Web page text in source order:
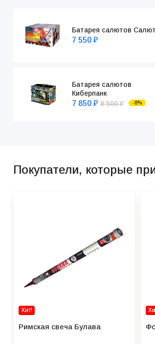
Батарея салютов Салют
7 550 ₽
Батарея салютов
Киберпанк
7 850 ₽ 8 500₽ -8%
Покупатели, которые
Хит!
Римская свеча Булава